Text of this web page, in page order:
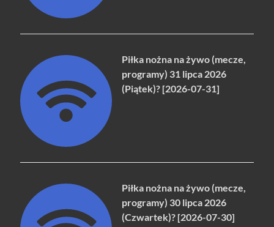
Piłka nożna na żywo (mecze,
programy) 31 lipca 2026
(Piątek)? [2026-07-31]
Piłka nożna na żywo (mecze,
programy) 30 lipca 2026
(Czwartek)? [2026-07-30]